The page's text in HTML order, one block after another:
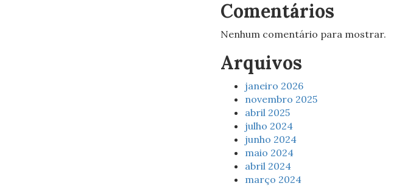
Comentários
Nenhum comentário para mostrar.
Arquivos
janeiro 2026
novembro 2025
abril 2025
julho 2024
junho 2024
maio 2024
abril 2024
março 2024